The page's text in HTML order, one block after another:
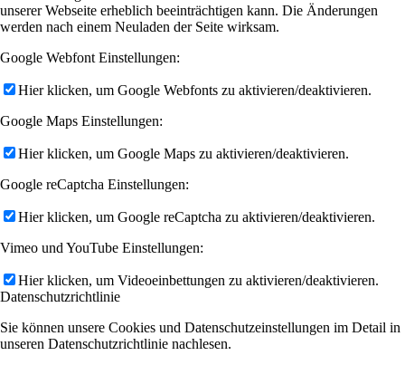
unserer Webseite erheblich beeinträchtigen kann. Die Änderungen
werden nach einem Neuladen der Seite wirksam.
Google Webfont Einstellungen:
Hier klicken, um Google Webfonts zu aktivieren/deaktivieren.
Google Maps Einstellungen:
Hier klicken, um Google Maps zu aktivieren/deaktivieren.
Google reCaptcha Einstellungen:
Hier klicken, um Google reCaptcha zu aktivieren/deaktivieren.
Vimeo und YouTube Einstellungen:
Hier klicken, um Videoeinbettungen zu aktivieren/deaktivieren.
Datenschutzrichtlinie
Sie können unsere Cookies und Datenschutzeinstellungen im Detail in
unseren Datenschutzrichtlinie nachlesen.